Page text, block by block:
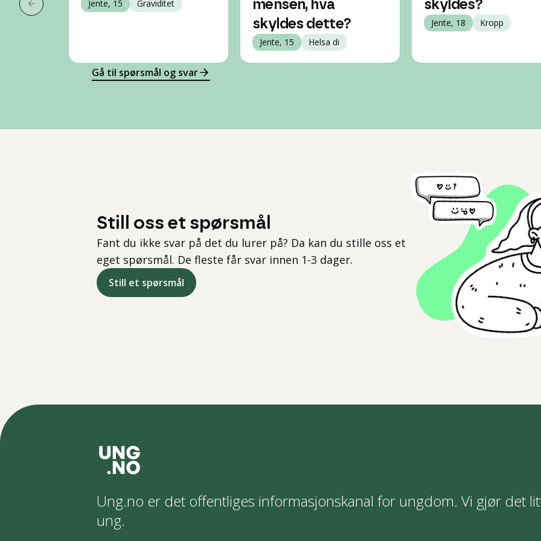
Forrige slideJente, 15 Graviditet
mensen, hva
skyldes dette?
Jente, 15 Helsa di
skyldes?
Jente, 18 Kropp
Gå til spørsmål og svar
Still oss et spørsmål
Fant du ikke svar på det du lurer på? Da kan du stille oss et
eget spørsmål. De fleste får svar innen 1-3 dager.
Still et spørsmål
Ung.no er det offentliges informasjonskanal for ungdom. Vi gjør det
ung.